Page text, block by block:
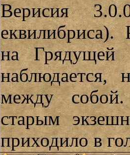
Верисия
еквилибриса).
на
наблюдается,
между
старым
приходило в